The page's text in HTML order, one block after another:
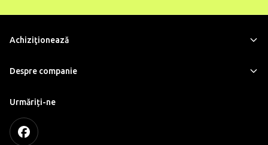
Achiziţionează
Despre companie
Urmăriți-ne